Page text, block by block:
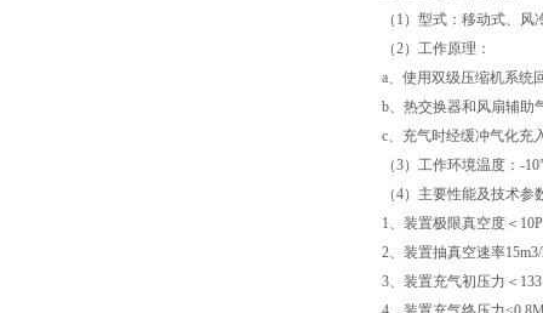
（1）型式：移动式、风
（2）工作原理：
a、使用双级压缩机系统
b、热交换器和风扇辅助
c、充气时经缓冲气化充
（3）工作环境温度：-
（4）主要性能及技术参
1、装置极限真空度＜
2、装置抽真空速率
3、装置充气初压力＜